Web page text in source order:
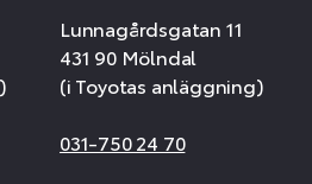
Lunnagårdsgatan 11
431 90 Mölndal
(i Toyotas anläggning)
031-750 24 70